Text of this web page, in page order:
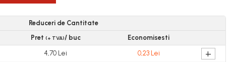
Reduceri de Cantitate
Pret (+ TVA)/ buc Economisesti
4,70 Lei 0,23 Lei +